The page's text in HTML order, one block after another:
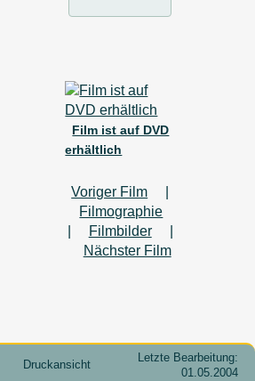
Film ist auf DVD
erhältlich
Voriger Film
Filmographie
Filmbilder|
Nächster Film
Druckansicht
Letzte Bearbeitung:
01.05.2004